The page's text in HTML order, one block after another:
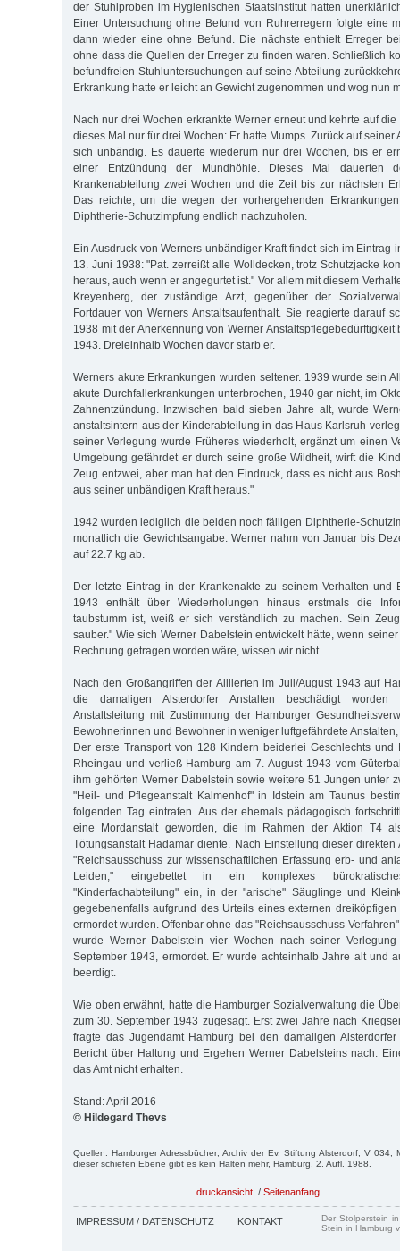
der Stuhlproben im Hygienischen Staatsinstitut hatten
Einer Untersuchung ohne Befund von Ruhrerregern folgte eine
dann wieder eine ohne Befund. Die nächste enthielt Erreger
ohne dass die Quellen der Erreger zu finden waren. Schließlich
befundfreien Stuhluntersuchungen auf seine Abteilung
Erkrankung hatte er leicht an Gewicht zugenommen und wog nun
Nach nur drei Wochen erkrankte Werner erneut und kehrte auf
dieses Mal nur für drei Wochen: Er hatte Mumps. Zurück auf seiner
sich unbändig. Es dauerte wiederum nur drei Wochen, bis er
einer Entzündung der Mundhöhle. Dieses Mal dauerten
Krankenabteilung zwei Wochen und die Zeit bis zur nächsten
Das reichte, um die wegen der vorhergehenden
Diphtherie-Schutzimpfung endlich nachzuholen.
Ein Ausdruck von Werners unbändiger Kraft findet sich im Eintrag
13. Juni 1938: "Pat. zerreißt alle Wolldecken, trotz Schutzjacke
heraus, auch wenn er angegurtet ist." Vor allem mit diesem
Kreyenberg, der zuständige Arzt, gegenüber der
Fortdauer von Werners Anstaltsaufenthalt. Sie reagierte darauf
1938 mit der Anerkennung von Werner Anstaltspflegebedürftigkeit
1943. Dreieinhalb Wochen davor starb er.
Werners akute Erkrankungen wurden seltener. 1939 wurde sein
akute Durchfallerkrankungen unterbrochen, 1940 gar nicht, im
Zahnentzündung. Inzwischen bald sieben Jahre alt, wurde
anstaltsintern aus der Kinderabteilung in das Haus Karlsruh
seiner Verlegung wurde Früheres wiederholt, ergänzt um einen
Umgebung gefährdet er durch seine große Wildheit, wirft die
Zeug entzwei, aber man hat den Eindruck, dass es nicht aus
aus seiner unbändigen Kraft heraus."
1942 wurden lediglich die beiden noch fälligen Diphtherie-
monatlich die Gewichtsangabe: Werner nahm von Januar bis
auf 22.7 kg ab.
Der letzte Eintrag in der Krankenakte zu seinem Verhalten und
1943 enthält über Wiederholungen hinaus erstmals die
taubstumm ist, weiß er sich verständlich zu machen. Sein
sauber." Wie sich Werner Dabelstein entwickelt hätte, wenn
Rechnung getragen worden wäre, wissen wir nicht.
Nach den Großangriffen der Alliierten im Juli/August 1943 auf
die damaligen Alsterdorfer Anstalten beschädigt
Anstaltsleitung mit Zustimmung der Hamburger
Bewohnerinnen und Bewohner in weniger luftgefährdete
Der erste Transport von 128 Kindern beiderlei Geschlechts
Rheingau und verließ Hamburg am 7. August 1943 vom
ihm gehörten Werner Dabelstein sowie weitere 51 Jungen unter
"Heil- und Pflegeanstalt Kalmenhof" in Idstein am Taunus
folgenden Tag eintrafen. Aus der ehemals pädagogisch
eine Mordanstalt geworden, die im Rahmen der Aktion T4
Tötungsanstalt Hadamar diente. Nach Einstellung dieser direkten
"Reichsausschuss zur wissenschaftlichen Erfassung erb- und
Leiden," eingebettet in ein komplexes
"Kinderfachabteilung" ein, in der "arische" Säuglinge und
gegebenenfalls aufgrund des Urteils eines externen dreiköpfigen
ermordet wurden. Offenbar ohne das "Reichsausschuss-
wurde Werner Dabelstein vier Wochen nach seiner
September 1943, ermordet. Er wurde achteinhalb Jahre alt und
beerdigt.
Wie oben erwähnt, hatte die Hamburger Sozialverwaltung die
zum 30. September 1943 zugesagt. Erst zwei Jahre nach
fragte das Jugendamt Hamburg bei den damaligen
Bericht über Haltung und Ergehen Werner Dabelsteins nach.
das Amt nicht erhalten.
Stand: April 2016
© Hildegard Thevs
Quellen: Hamburger Adressbücher; Archiv der Ev. Stiftung Alsterdorf, V 034;
dieser schiefen Ebene gibt es kein Halten mehr, Hamburg, 2. Aufl. 1988.
druckansicht / Seitenanfang
IMPRESSUM / DATENSCHUTZ KONTAKT
Der Stolperstein
Stein in Hamburg